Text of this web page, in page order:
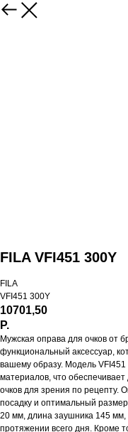
FILA VFI451 300Y
FILA
VFI451 300Y
10701,50
Р.
Мужская оправа для очков от
функциональный аксессуар,
вашему образу. Модель
материалов, что
очков для зрения по рецепту.
посадку и оптимальный
20 мм, длина заушника 145 мм,
протяжении всего дня. Кроме